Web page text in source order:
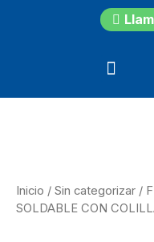
Inicio / Sin categorizar /
SOLDABLE CON